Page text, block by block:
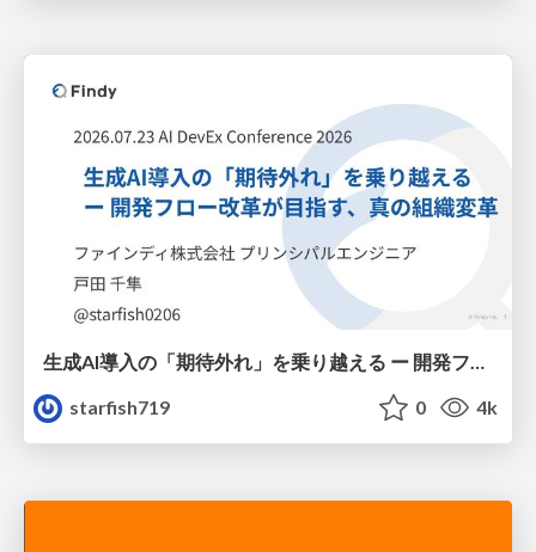
生成AI導入の「期待外れ」を乗り越える ー 開発フロー改革が目指す、真の組織変革
starfish719
0 4k